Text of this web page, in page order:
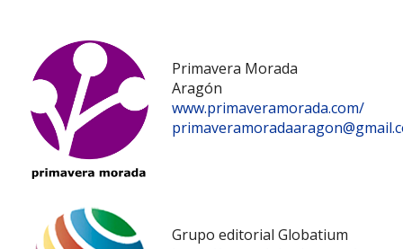
Primavera Morada
Aragón
www.primaveramorada.com/
Grupo editorial Globatium